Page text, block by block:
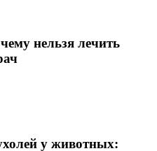
нельзя лечить
у животных: